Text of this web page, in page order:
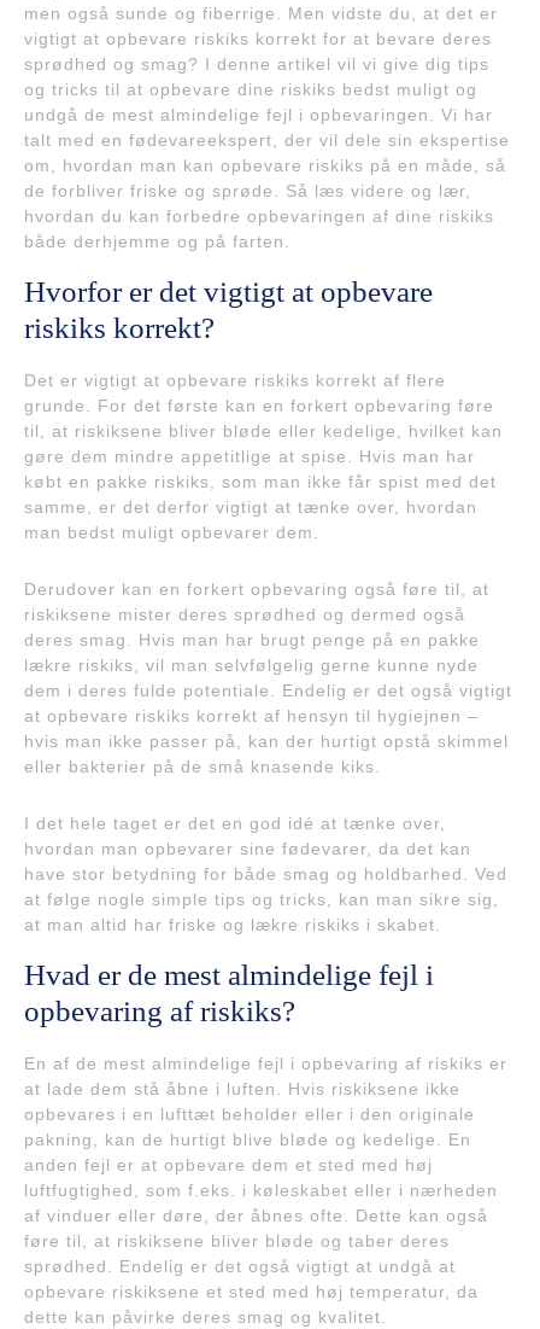
men også sunde og fiberrige. Men vidste du, at det er
vigtigt at opbevare riskiks korrekt for at bevare deres
sprødhed og smag? I denne artikel vil vi give dig tips
og tricks til at opbevare dine riskiks bedst muligt og
undgå de mest almindelige fejl i opbevaringen. Vi har
talt med en fødevareekspert, der vil dele sin ekspertise
om, hvordan man kan opbevare riskiks på en måde, så
de forbliver friske og sprøde. Så læs videre og lær,
hvordan du kan forbedre opbevaringen af dine riskiks
både derhjemme og på farten.
Hvorfor er det vigtigt at opbevare
riskiks korrekt?
Det er vigtigt at opbevare riskiks korrekt af flere
grunde. For det første kan en forkert opbevaring føre
til, at riskiksene bliver bløde eller kedelige, hvilket kan
gøre dem mindre appetitlige at spise. Hvis man har
købt en pakke riskiks, som man ikke får spist med det
samme, er det derfor vigtigt at tænke over, hvordan
man bedst muligt opbevarer dem.
Derudover kan en forkert opbevaring også føre til, at
riskiksene mister deres sprødhed og dermed også
deres smag. Hvis man har brugt penge på en pakke
lækre riskiks, vil man selvfølgelig gerne kunne nyde
dem i deres fulde potentiale. Endelig er det også vigtigt
at opbevare riskiks korrekt af hensyn til hygiejnen –
hvis man ikke passer på, kan der hurtigt opstå skimmel
eller bakterier på de små knasende kiks.
I det hele taget er det en god idé at tænke over,
hvordan man opbevarer sine fødevarer, da det kan
have stor betydning for både smag og holdbarhed. Ved
at følge nogle simple tips og tricks, kan man sikre sig,
at man altid har friske og lækre riskiks i skabet.
Hvad er de mest almindelige fejl i
opbevaring af riskiks?
En af de mest almindelige fejl i opbevaring af riskiks er
at lade dem stå åbne i luften. Hvis riskiksene ikke
opbevares i en lufttæt beholder eller i den originale
pakning, kan de hurtigt blive bløde og kedelige. En
anden fejl er at opbevare dem et sted med høj
luftfugtighed, som f.eks. i køleskabet eller i nærheden
af vinduer eller døre, der åbnes ofte. Dette kan også
føre til, at riskiksene bliver bløde og taber deres
sprødhed. Endelig er det også vigtigt at undgå at
opbevare riskiksene et sted med høj temperatur, da
dette kan påvirke deres smag og kvalitet.